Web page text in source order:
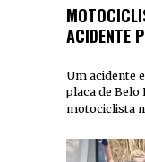
ACIDENTE
Um acidente
placa de Belo
motociclista